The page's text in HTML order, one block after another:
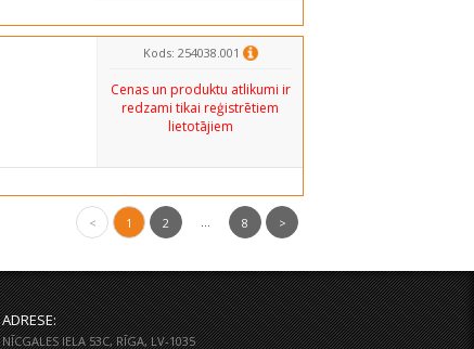
Kods: 254038.001
Cenas un produktu atlikumi ir
redzami tikai reģistrētiem
lietotājiem
< 1 2 ... 8 >
ADRESE:
NĪCGALES IELA 53C, RĪGA, LV-1035